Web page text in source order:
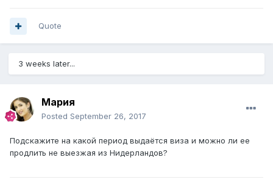
Quote
3 weeks later...
Мария
Posted September 26, 2017
Подскажите на какой период выдаётся виза и можно ли ее
продлить не выезжая из Нидерландов?